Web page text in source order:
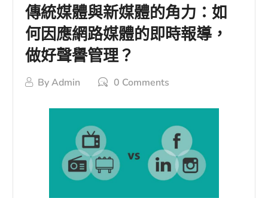
傳統媒體與新媒體的角力：如
何因應網路媒體的即時報導，
做好聲譽管理？
ByAdmin 0 Comments